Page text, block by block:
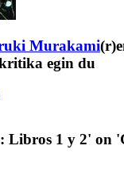
Murakami
egin du
Libros 1 y 2' on